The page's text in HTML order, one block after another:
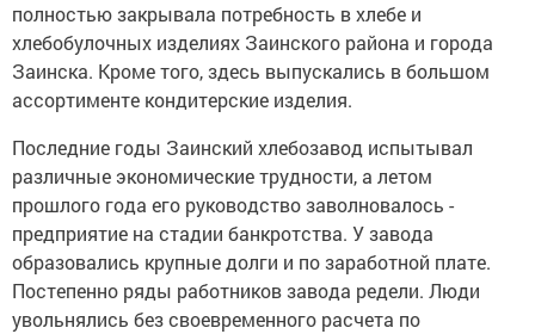
полностью закрывала потребность в хлебе и
хлебобулочных изделиях Заинского района и города
Заинска. Кроме того, здесь выпускались в большом
ассортименте кондитерские изделия.
Последние годы Заинский хлебозавод испытывал
различные экономические трудности, а летом
прошлого года его руководство заволновалось -
предприятие на стадии банкротства. У завода
образовались крупные долги и по заработной плате.
Постепенно ряды работников завода редели. Люди
увольнялись без своевременного расчета по